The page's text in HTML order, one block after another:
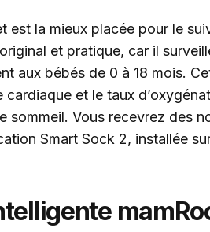
est la mieux placée pour le
et pratique, car il
aux bébés de 0 à 18 mois.
et le taux
sommeil. Vous recevrez des
Smart Sock 2, installée